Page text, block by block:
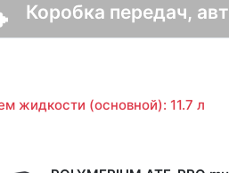
Коробка передач,
жидкости (основной): 11.7 л